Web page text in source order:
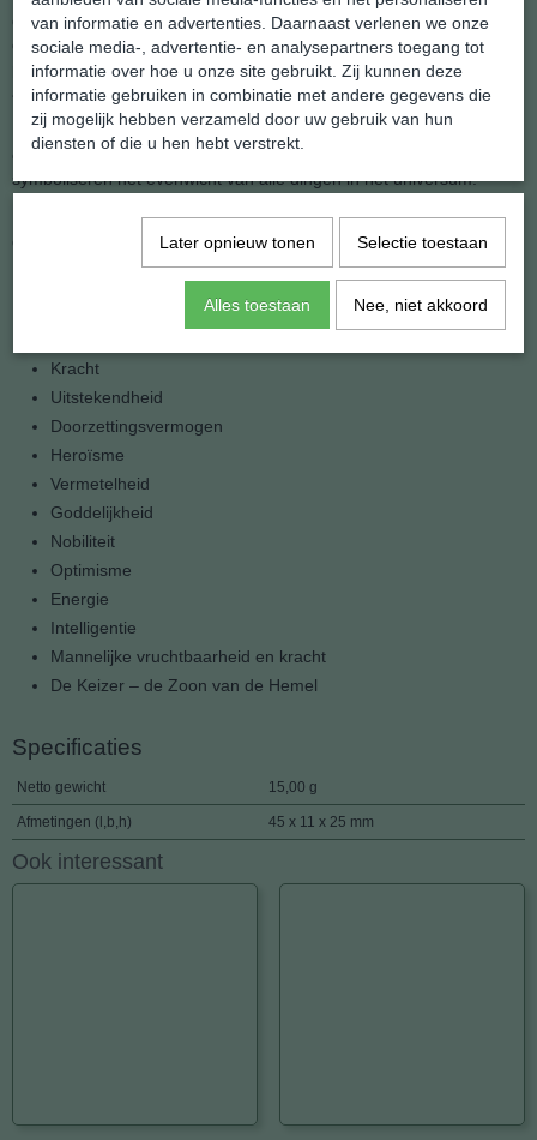
draken zachtaardig, vriendelijk en wijs. Afgebeeld als mythische
drakentekeningen is het gemakkelijk te begrijpen waarom deze
prachtige wezens, de draken van China, geliefd waren en
aanbeden werden.
Beschouwd als de engelen van het Oosten, symboliseert de draak
de natuurlijke krachten van de natuur. yin yang draken
symboliseren het evenwicht van alle dingen in het universum.
De Chinese draak, bekend als Lung of Long, symboliseert vele
Kracht
Uitstekendheid
Doorzettingsvermogen
Heroïsme
Vermetelheid
Goddelijkheid
Nobiliteit
Optimisme
Energie
Intelligentie
Mannelijke vruchtbaarheid en kracht
De Keizer – de Zoon van de Hemel
Specificaties
Netto gewicht 15,00 g
Afmetingen (l,b,h) 45 x 11 x 25 mm
Ook interessant
van informatie en advertenties. Daarnaast verlenen we onze
sociale media-, advertentie- en analysepartners toegang tot
informatie over hoe u onze site gebruikt. Zij kunnen deze
informatie gebruiken in combinatie met andere gegevens die
zij mogelijk hebben verzameld door uw gebruik van hun
diensten of die u hen hebt verstrekt.
Later opnieuw tonen Selectie toestaan
Alles toestaan Nee, niet akkoord